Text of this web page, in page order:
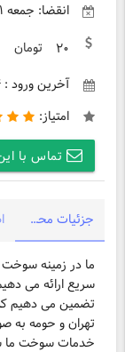
انقضا: جمعه ۳۱ اردیبهشت ۱۴۰۶
۲۰
تومان
آخرین ورود : ۴ روز پیش
امتیاز:
تماس با
جزئیات محصول
ما در زمینه سوخت
سریع ارائه می
تضمین می دهیم
تهران و حومه به
خدمات سوخت ما